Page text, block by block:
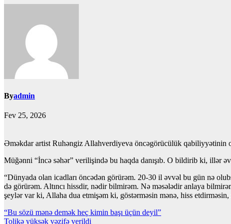
Byadmin
Fev 25, 2026
Əməkdar artist Ruhəngiz Allahverdiyeva öncəgörücülük qabiliyyətinin
Müğənni “İncə səhər” verilişində bu haqda danışıb. O bildirib ki, illər
“Dünyada olan icadları öncədən görürəm. 20-30 il əvvəl bu gün nə
də görürəm. Altıncı hissdir, nədir bilmirəm. Nə məsələdir anlaya
şeylər var ki, Allaha dua etmişəm ki, göstərməsin mənə, hiss etdirməsin,
Yazı
“Bu sözü mənə demək heç kimin başı üçün deyil”
Tolikə yüksək vəzifə verildi